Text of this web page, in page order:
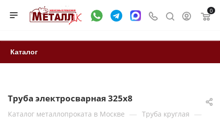
0
Каталог
Труба электросварная 325х8
Каталог металлопроката в Москве — Труба круглая —